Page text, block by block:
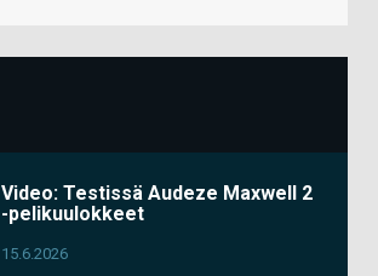
Video: Testissä Audeze Maxwell 2
-pelikuulokkeet
15.6.2026